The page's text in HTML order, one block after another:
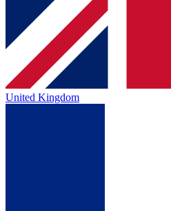
United Kingdom